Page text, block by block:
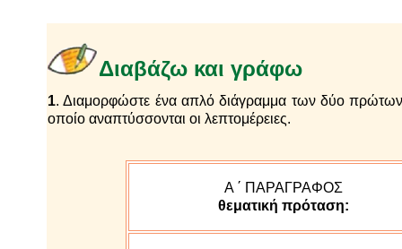
Διαβάζω και γράφω
1. Διαμορφώστε ένα απλό διάγραμμα των δύο
οποίο αναπτύσσονται οι λεπτομέρειες.
Α ΄ ΠΑΡΑΓΡΑΦΟΣ
θεματική πρόταση: